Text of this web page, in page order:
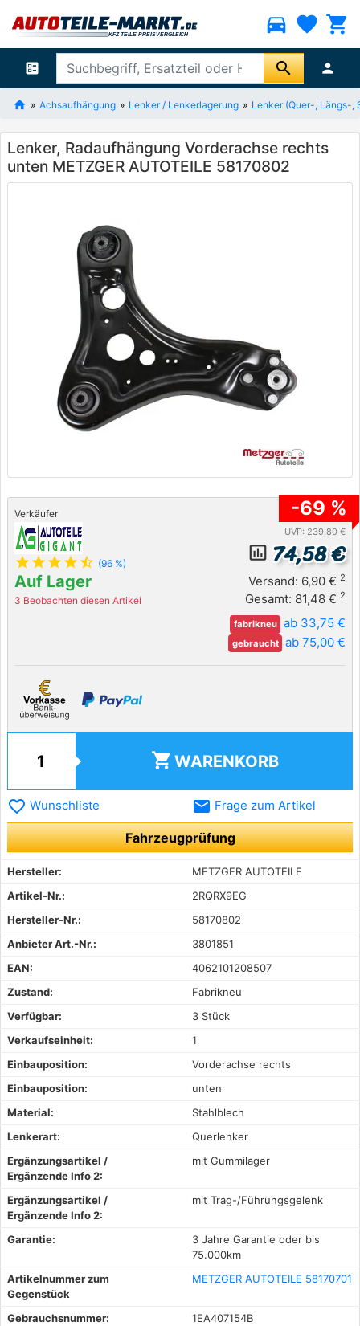
directions_car favorite shopping_cart
ballot search person
Achsaufhängung Lenker / Lenkerlagerung Lenker (Quer-, Längs-,
Lenker, Radaufhängung Vorderachse rechts
unten METZGER AUTOTEILE 58170802
Verkäufer
star star star star star_half (96 %)
Auf Lager
3 Beobachten diesen Artikel
-69 %
UVP: 239,80 €
insert_chart_outlined 74,58 €
Versand: 6,90 € 2
Gesamt: 81,48 € 2
fabrikneu ab 33,75 €
gebraucht ab 75,00 €
shopping_cart WARENKORB
favorite_border Wunschliste email Frage zum Artikel
Fahrzeugprüfung
Hersteller:
METZGER AUTOTEILE
Artikel-Nr.:
2RQRX9EG
Hersteller-Nr.:
58170802
Anbieter Art.-Nr.:
3801851
EAN:
4062101208507
Zustand:
Fabrikneu
Verfügbar:
3 Stück
Verkaufseinheit:
1
Einbauposition:
Vorderachse rechts
Einbauposition:
unten
Material:
Stahlblech
Lenkerart:
Querlenker
Ergänzungsartikel /
Ergänzende Info 2:
mit Gummilager
Ergänzungsartikel /
Ergänzende Info 2:
mit Trag-/Führungsgelenk
Garantie:
3 Jahre Garantie oder bis
75.000km
Artikelnummer zum
Gegenstück
METZGER AUTOTEILE 58170701
Gebrauchsnummer:
1EA407154B